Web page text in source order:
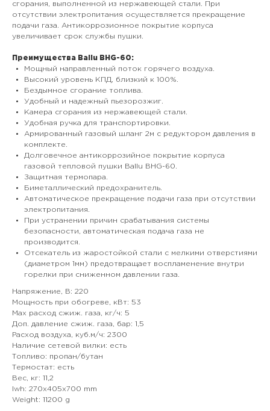
сгорания, выполненной из нержавеющей стали. При
отсутствии электропитания осуществляется прекращение
подачи газа. Антикоррозионное покрытие корпуса
увеличивает срок службы пушки.
Преимущества Ballu BHG-60:
Мощный направленный поток горячего воздуха.
Высокий уровень КПД, близкий к 100%.
Бездымное сгорание топлива.
Удобный и надежный пьезорозжиг.
Камера сгорания из нержавеющей стали.
Удобная ручка для транспортировки.
Армированный газовый шланг 2м с редуктором давления в
комплекте.
Долговечное антикоррозийное покрытие корпуса
газовой тепловой пушки Ballu BHG-60.
Защитная термопара.
Биметаллический предохранитель.
Автоматическое прекращение подачи газа при отсутствии
электропитания.
При устранении причин срабатывания системы
безопасности, автоматическая подача газа не
производится.
Отсекатель из жаростойкой стали с мелкими отверстиями
(диаметром 1мм) предотвращает воспламенение внутри
горелки при сниженном давлении газа.
Напряжение, В: 220
Мощность при обогреве, кВт: 53
Max расход сжиж. газа, кг/ч: 5
Доп. давление сжиж. газа, бар: 1,5
Расход воздуха, куб.м/ч: 2300
Наличие сетевой вилки: есть
Топливо: пропан/бутан
Термостат: есть
Вес, кг: 11,2
lwh: 270x405x700 mm
Weight: 11200 g